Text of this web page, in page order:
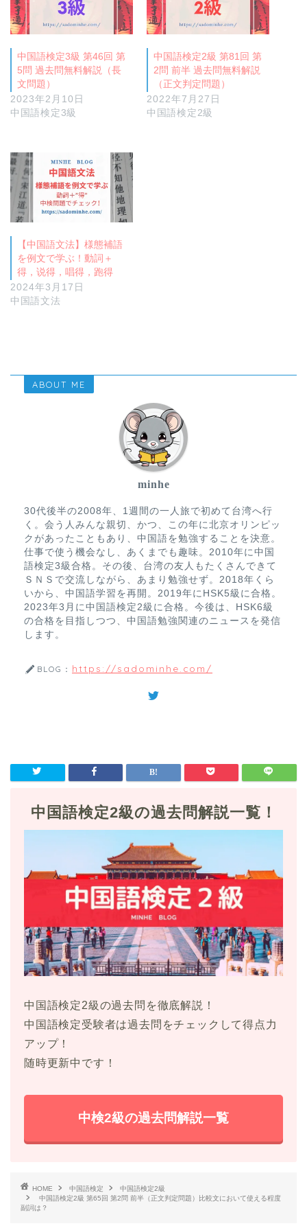
中国語検定3級 第46回 第
5問 過去問無料解説（長
文問題）
2023年2月10日
中国語検定3級
中国語検定2級 第81回 第
2問 前半 過去問無料解説
（正文判定問題）
2022年7月27日
中国語検定2級
【中国語文法】様態補語
を例文で学ぶ！動詞＋
得，说得，唱得，跑得
2024年3月17日
中国語文法
ABOUT ME
minhe
30代後半の2008年、1週間の一人旅で初めて台湾へ行
く。会う人みんな親切、かつ、この年に北京オリンピッ
クがあったこともあり、中国語を勉強することを決意。
仕事で使う機会なし、あくまでも趣味。2010年に中国
語検定3級合格。その後、台湾の友人もたくさんできて
ＳＮＳで交流しながら、あまり勉強せず。2018年くら
いから、中国語学習を再開。2019年にHSK5級に合格。
2023年3月に中国語検定2級に合格。今後は、HSK6級
の合格を目指しつつ、中国語勉強関連のニュースを発信
します。
BLOG： https://sadominhe.com/
中国語検定2級の過去問解説一覧！
中国語検定2級の過去問を徹底解説！
中国語検定受験者は過去問をチェックして得点力
アップ！
随時更新中です！
中検2級の過去問解説一覧
HOME 中国語検定
中国語検定2級
中国語検定2級 第65回 第2問 前半（正文判定問題）比較文において使える程度
副詞は？